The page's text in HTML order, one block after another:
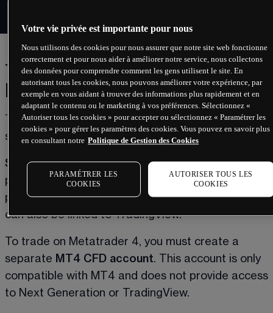
Technologie puissante sur
laquelle vous pouvez compter
To trade with us, you choose a CFD account that
suits the platform you want to use.
Standard CFD account provides access to our
proprietary and award-winning Next Generation
platform, available on PC and mobile. This account
can also be linked to TradingView.
To trade on Metatrader 4, you must create a
separate MT4 CFD account . This account is only
compatible with MT4 and does not provide access
to Next Generation or TradingView.
Votre vie privée est importante pour nous
Nous utilisons des cookies pour nous assurer que notre site web fonctionne
correctement et pour nous aider à améliorer notre service, nous collectons
des données pour comprendre comment les gens utilisent le site. En
autorisant tous les cookies, nous pouvons améliorer votre expérience, par
exemple en vous aidant à trouver des informations plus rapidement et en
adaptant le contenu ou le marketing à vos préférences. Sélectionnez «
Autoriser tous les cookies » pour accepter ou sélectionnez « Paramétrer les
cookies » pour gérer les paramètres des cookies. Vous pouvez en savoir plus
en consultant notre Politique de Gestion des Cookies
PARAMÉTRER LES
COOKIES
AUTORISER TOUS LES
COOKIES